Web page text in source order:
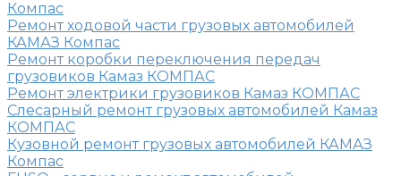
Компас
Ремонт ходовой части грузовых автомобилей
КАМАЗ Компас
Ремонт коробки переключения передач
грузовиков Камаз КОМПАС
Ремонт электрики грузовиков Камаз КОМПАС
Слесарный ремонт грузовых автомобилей Камаз
КОМПАС
Кузовной ремонт грузовых автомобилей КАМАЗ
Компас